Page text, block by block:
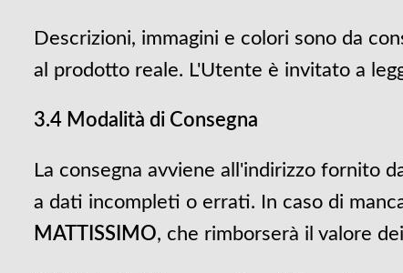
Descrizioni, immagini e colori sono da
al prodotto reale. L'Utente è invitato a
3.4 Modalità di Consegna
La consegna avviene all'indirizzo fornito
a dati incompleti o errati. In caso di
MATTISSIMO, che rimborserà il valore